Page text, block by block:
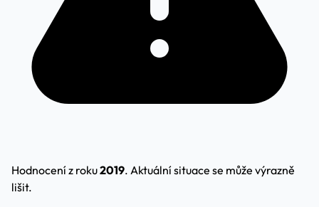
Hodnocení z roku2019. Aktuální situace se může výrazně
lišit.